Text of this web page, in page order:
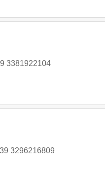
3381922104
3296216809